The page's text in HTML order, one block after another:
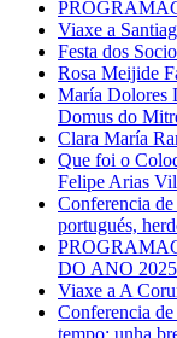
Viaxe a
Festa dos
Rosa Meijide
María Dolores
Domus do
Clara María
Que foi o
Felipe Arias
Conferencia
portugués,
DO ANO 2025
Viaxe a A
Conferencia
tempo: unha